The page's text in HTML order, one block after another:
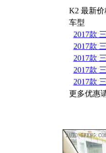
K2 最新
车型
2017款
2017款
2017款
2017款
2017款
更多优惠